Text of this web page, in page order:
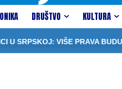
DRUŠTVO KULTURA
U SRPSKOJ: VIŠE PRAVA